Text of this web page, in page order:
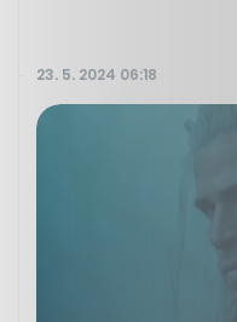
23. 5. 2024 06:18